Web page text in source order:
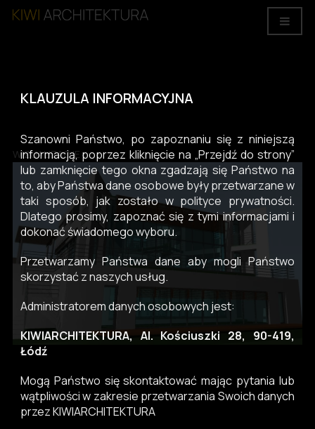
Willa w Berlinie
WIZUALIZACJE
KLAUZULA INFORMACYJNA
Szanowni Państwo, po zapoznaniu się z niniejszą
informacją, poprzez kliknięcie na „Przejdź do strony”
lub zamknięcie tego okna zgadzają się Państwo na
to, aby Państwa dane osobowe były przetwarzane w
taki sposób, jak zostało w polityce prywatności.
Dlatego prosimy, zapoznać się z tymi informacjami i
dokonać świadomego wyboru.
Przetwarzamy Państwa dane aby mogli Państwo
skorzystać z naszych usług.
Administratorem danych osobowych jest:
KIWIARCHITEKTURA, Al. Kościuszki 28, 90-419,
Łódź
Mogą Państwo się skontaktować mając pytania lub
wątpliwości w zakresie przetwarzania Swoich danych
przez KIWIARCHITEKTURA